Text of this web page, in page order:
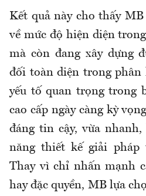
Kết quả này cho thấy
về mức độ hiện diện
mà còn đang xây dựng
đối toàn diện trong
yếu tố quan trọng trong
cao cấp ngày càng kỳ
đáng tin cậy, vừa
năng thiết kế giải pháp
Thay vì chỉ nhấn mạnh
hay đặc quyền, MB lựa